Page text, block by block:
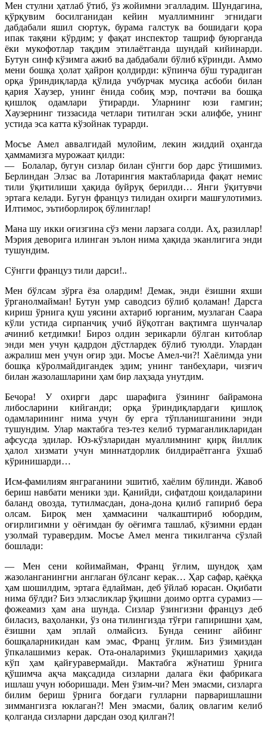
Мен стулни ҳатлаб ўтиб, ўз жойимни эгалладим. Шундагина,
қўрқувим босилганидан кейин муаллимнинг эгнидаги
дабдабали яшил сюртук, бурама галстук ва бошидаги қора
ипак тақяни кўрдим; у фақат инспектор ташриф буюрганда
ёки мукофотлар тақдим этилаётганда шундай кийинарди.
Бутун синф кўзимга ажиб ва дабдабали бўлиб кўринди. Аммо
мени бошқа ҳолат ҳайрон қолдирди: кўпинча бўш турадиган
орқа ўриндиқларда қўлида учбурчак мусиқа асбоби билан
қария Хаузер, унинг ёнида собиқ мэр, почтачи ва бошқа
қишлоқ одамлари ўтирарди. Уларнинг юзи ғамгин;
Хаузернинг тиззасида четлари титилган эски алифбе, унинг
устида эса катта кўзойнак турарди.
Мосъе Амел аввалгидай мулойим, лекин жиддий оҳангда
ҳаммамизга мурожаат қилди:
— Болалар, бугун сизлар билан сўнгги бор дарс ўтишимиз.
Берлиндан Элзас ва Лотарингия мактабларида фақат немис
тили ўқитилиши ҳақида буйруқ берилди… Янги ўқитувчи
эртага келади. Бугун француз тилидан охирги машғулотимиз.
Илтимос, эътиборлироқ бўлинглар!
Мана шу икки оғизгина сўз мени ларзага солди. Аҳ, разиллар!
Мэрия деворига илинган эълон нима ҳақида эканлигига энди
тушундим.
Сўнгги француз тили дарси!..
Мен бўлсам зўрға ёза олардим! Демак, энди ёзишни яхши
ўрганолмайман! Бутун умр саводсиз бўлиб қоламан! Дарсга
кириш ўрнига қуш уясини ахтариб юрганим, музлаган Саара
кўли устида сирпанчиқ учиб йўқотган вақтимга шунчалар
ачиниб кетдимки! Бироз олдин зерикарли бўлган китоблар
энди мен учун қадрдон дўстлардек бўлиб туюлди. Улардан
ажралиш мен учун оғир эди. Мосъе Амел-чи?! Хаёлимда уни
бошқа кўролмайдигандек эдим; унинг танбеҳлари, чизғич
билан жазолашларини ҳам бир лаҳзада унутдим.
Бечора! У охирги дарс шарафига ўзининг байрамона
либосларини кийганди; орқа ўриндиқлардаги қишлоқ
одамларининг нима учун бу ерга тўпланишганини энди
тушундим. Улар мактабга тез-тез келиб турмаганликларидан
афсусда эдилар. Юз-кўзларидан муаллимнинг қирқ йиллик
ҳалол хизмати учун миннатдорлик билдираётганга ўхшаб
кўринишарди…
Исм-фамилиям янграганини эшитиб, хаёлим бўлинди. Жавоб
бериш навбати меники эди. Қанийди, сифатдош қоидаларини
баланд овозда, тутилмасдан, дона-дона қилиб гапириб бера
олсам. Бироқ мен ҳаммасини чалкаштириб юбордим,
оғирлигимни у оёғимдан бу оёғимга ташлаб, кўзимни ердан
узолмай туравердим. Мосъе Амел менга тикилганча сўзлай
бошлади:
— Мен сени койимайман, Франц ўғлим, шундоқ ҳам
жазоланганингни англаган бўлсанг керак… Ҳар сафар, қаёққа
ҳам шошилдим, эртага ёдлайман, деб ўйлаб юрасан. Оқибати
нима бўлди? Биз элзасликлар ўқишни доимо ортга сурамиз —
фожеамиз ҳам ана шунда. Сизлар ўзингизни француз деб
биласиз, ваҳоланки, ўз она тилингизда тўғри гапиришни ҳам,
ёзишни ҳам эплай олмайсиз. Бунда сенинг айбинг
бошқаларникидан кам эмас, Франц ўғлим. Биз ўзимиздан
ўпкалашимиз керак. Ота-оналаримиз ўқишларимиз ҳақида
кўп ҳам қайғуравермайди. Мактабга жўнатиш ўрнига
қўшимча ақча мақсадида сизларни далага ёки фабрикага
ишлаш учун юборишади. Мен ўзим-чи? Мен эмасми, сизларга
билим бериш ўрнига боғдаги гулларни парваришлашни
зиммангизга юклаган?! Мен эмасми, балиқ овлагим келиб
қолганда сизларни дарсдан озод қилган?!